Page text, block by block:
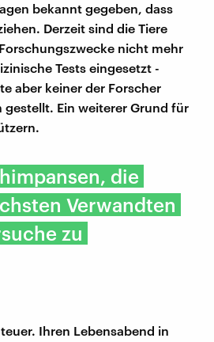
bekannt gegeben, dass
Derzeit sind die Tiere
nicht mehr
Tests eingesetzt -
aber keiner der Forscher
Ein weiterer Grund für
die
Verwandten
zu
Ihren Lebensabend in